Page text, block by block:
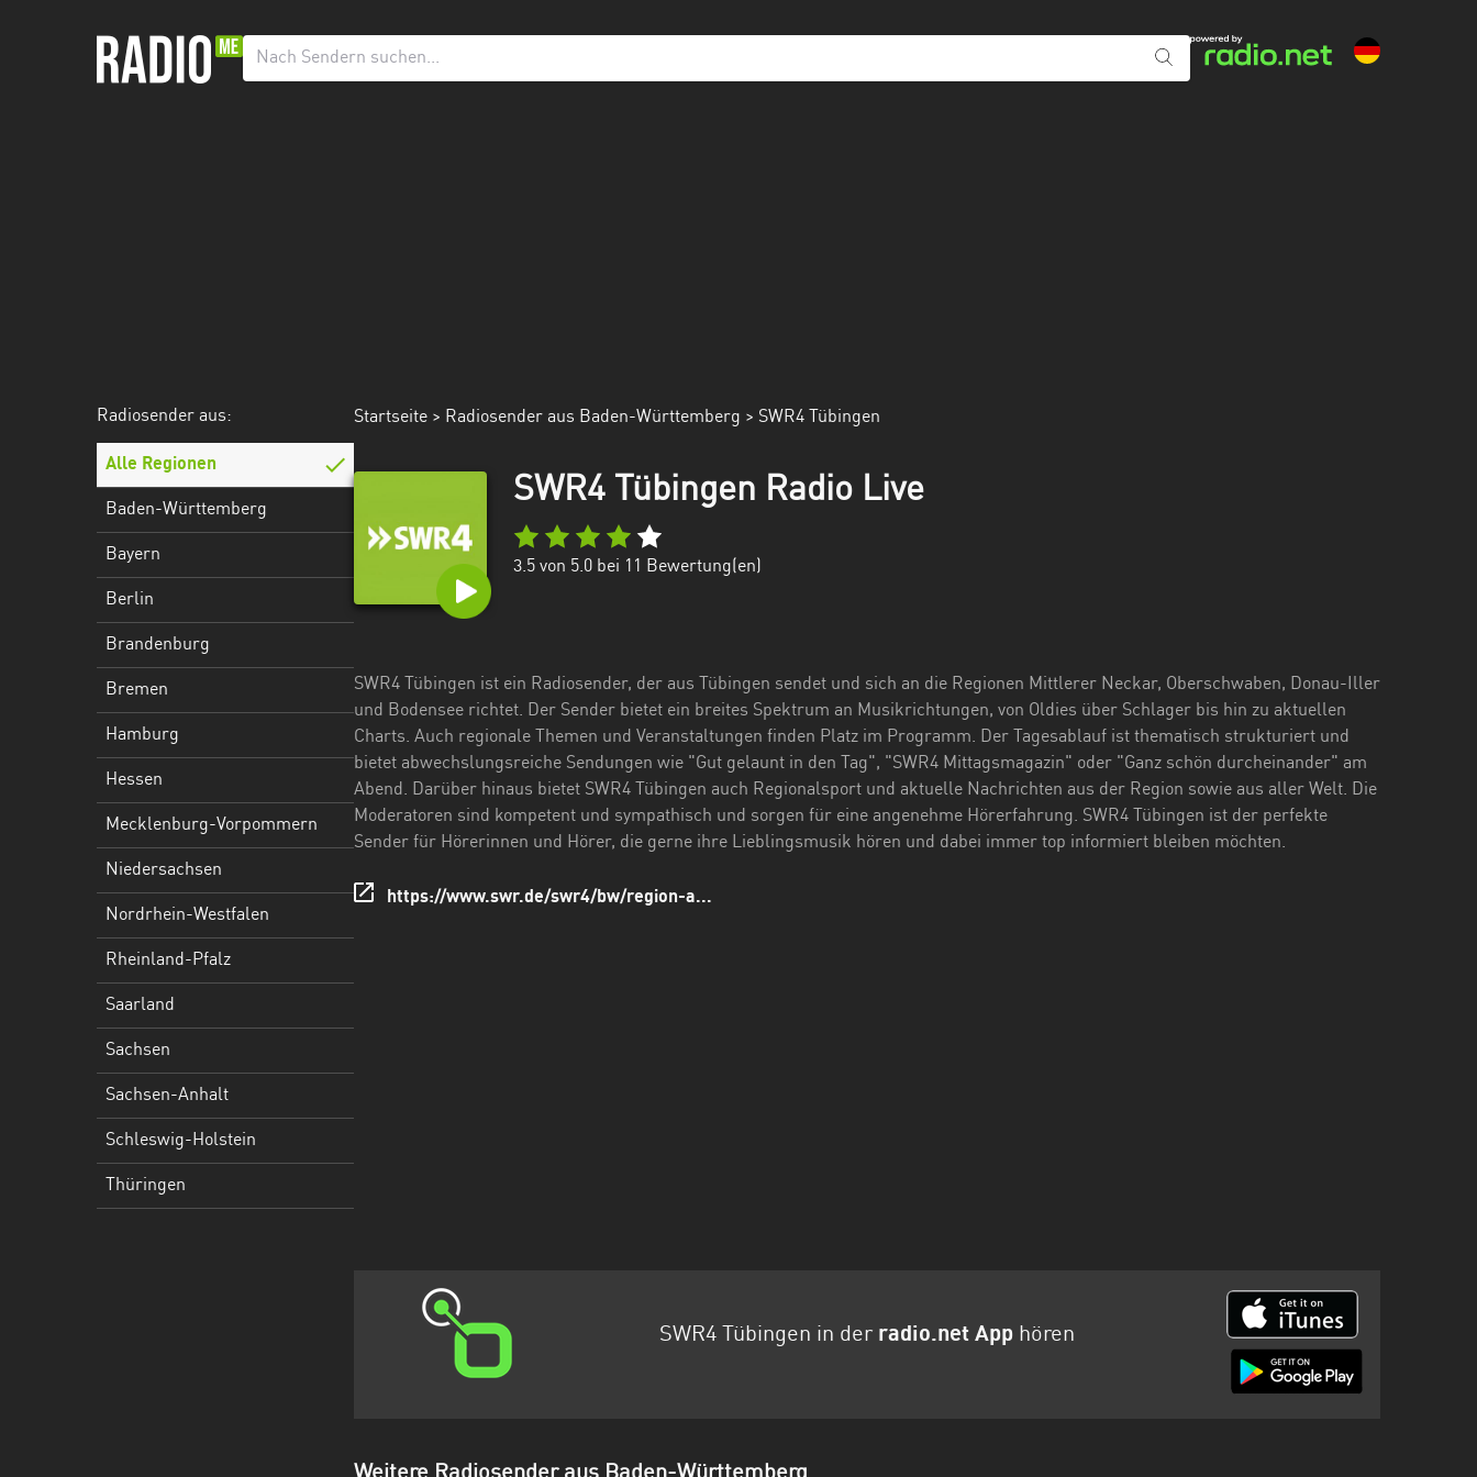
Hamburg
Mecklenburg-
Vorpommern
Niedersachsen
Nordrhein-
Westfalen
Rheinland-
Sachsen-
Thüringen
Radiosender aus:
Alle Regionen
Baden-Württemberg
Bayern
Berlin
Brandenburg
Bremen
Hamburg
Hessen
Mecklenburg-Vorpommern
Niedersachsen
Nordrhein-Westfalen
Rheinland-Pfalz
Saarland
Sachsen
Sachsen-Anhalt
Schleswig-Holstein
Thüringen
Startseite> Radiosender aus Baden-Württemberg > SWR4 Tübingen
SWR4 Tübingen Radio Live
3.5von 5.0 bei 11 Bewertung(en)
SWR4 Tübingen ist ein Radiosender, der aus Tübingen sendet und sich an die Regionen Mittlerer Neckar, Oberschwaben, Donau-Iller
und Bodensee richtet. Der Sender bietet ein breites Spektrum an Musikrichtungen, von Oldies über Schlager bis hin zu aktuellen
Charts. Auch regionale Themen und Veranstaltungen finden Platz im Programm. Der Tagesablauf ist thematisch strukturiert und
bietet abwechslungsreiche Sendungen wie "Gut gelaunt in den Tag", "SWR4 Mittagsmagazin" oder "Ganz schön durcheinander" am
Abend. Darüber hinaus bietet SWR4 Tübingen auch Regionalsport und aktuelle Nachrichten aus der Region sowie aus aller Welt. Die
Moderatoren sind kompetent und sympathisch und sorgen für eine angenehme Hörerfahrung. SWR4 Tübingen ist der perfekte
Sender für Hörerinnen und Hörer, die gerne ihre Lieblingsmusik hören und dabei immer top informiert bleiben möchten.
https://www.swr.de/swr4/bw/region-a...
SWR4 Tübingen in der radio.net Apphören